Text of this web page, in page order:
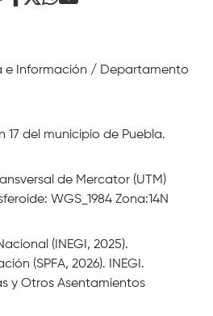
e Información / Departamento
17 del municipio de Puebla.
de Mercator (UTM)
WGS_1984 Zona:14N
(INEGI, 2025).
(SPFA, 2026). INEGI.
y Otros Asentamientos